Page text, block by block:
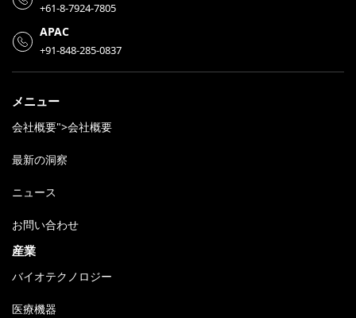
+61-8-7924-7805
APAC
+91-848-285-0837
メニュー
会社概要">会社概要
最新の洞察
ニュース
お問い合わせ
産業
バイオテクノロジー
医療機器